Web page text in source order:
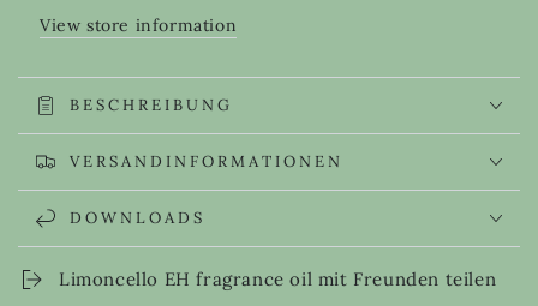
View store information
BESCHREIBUNG
VERSANDINFORMATIONEN
DOWNLOADS
Limoncello EH fragrance oil mit Freunden teilen